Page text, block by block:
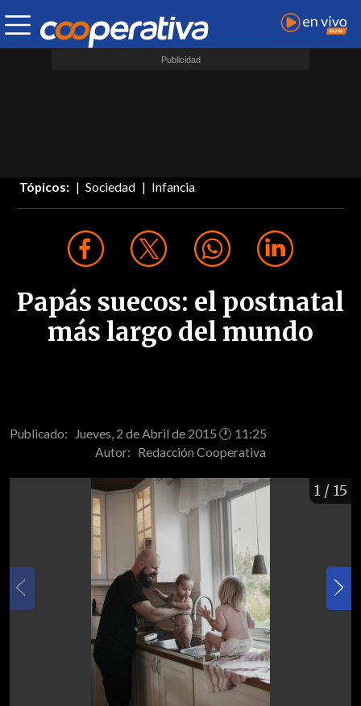
Tópicos: Sociedad Infancia
Papás suecos: el postnatal
más largo del mundo
Publicado: Jueves, 2 de Abril de 2015 🕐 11:25
Autor: Redacción Cooperativa
1 / 15